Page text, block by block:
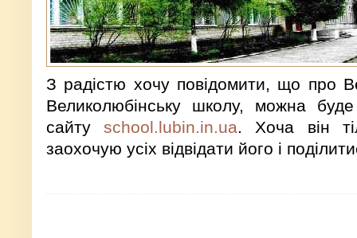
З радістю хочу повідомити, що про
Великолюбінську школу, можна
сайтуschool.lubin.in.ua. Хоча він
заохочую усіх відвідати його і